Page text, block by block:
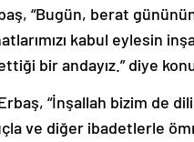
“Bugün, berat gününün
kabul eylesin
bir andayız.” diye
“İnşallah bizim de
ve diğer ibadetlerle